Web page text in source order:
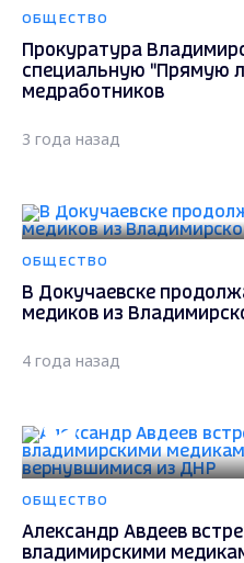
ОБЩЕСТВО
Прокуратура
специальную "Прямую
медработников
3 года назад
ОБЩЕСТВО
В Докучаевске
медиков из
4 года назад
ОБЩЕСТВО
Александр Авдеев
владимирскими